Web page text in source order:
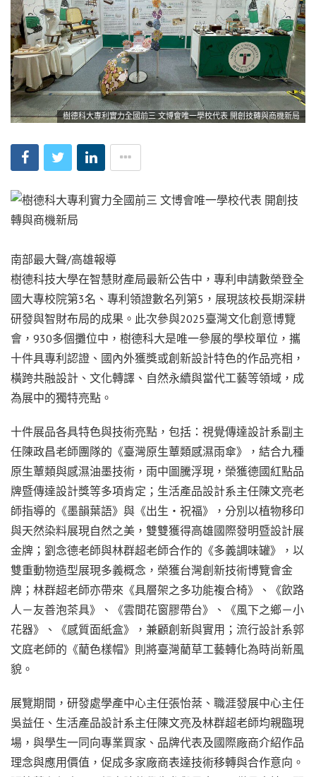
樹德科大專利實力全國前三 文博會唯一學校代表 開創技轉與商機新局
南部最大聲/高雄報導
樹德科技大學在智慧財產局最新公告中，專利申請數榮登全
國大專校院第3名、專利領證數名列第5 ，展現該校長期深耕
研發與智財布局的成果。此次參與2025臺灣文化創意博覽
會， 930多個攤位中，樹德科大是唯一參展的學校單位，攜
十件具專利認證、國內外獲獎或創新設計特色的作品亮相，
橫跨共融設計、文化轉譯、自然永續與當代工藝等領域，成
為展中的獨特亮點。
十件展品各具特色與技術亮點，包括：視覺傳達設計系副主
任陳政昌老師團隊的《臺灣原生蕈類感濕雨傘》，結合九種
原生蕈類與感濕油墨技術，雨中圖騰浮現，榮獲德國紅點品
牌暨傳達設計獎等多項肯定；生活產品設計系主任陳文亮老
師指導的《墨韻葉語》與《出生・祝福》，分別以植物移印
與天然染料展現自然之美，雙雙獲得高雄國際發明暨設計展
金牌；劉念德老師與林群超老師合作的《多義調味罐》，以
雙重動物造型展現多義概念，榮獲台灣創新技術博覽會金
牌；林群超老師亦帶來《具層架之多功能複合椅》、《飲路
人－友善泡茶具》、《雲間花窗膠帶台》、《風下之鄉－小
花器》、《感質面紙盒》，兼顧創新與實用；流行設計系郭
文庭老師的《藺色樣帽》則將臺灣藺草工藝轉化為時尚新風
貌。
展覽期間，研發處學產中心主任張怡棻、職涯發展中心主任
吳益任、生活產品設計系主任陳文亮及林群超老師均親臨現
場，與學生一同向專業買家、品牌代表及國際廠商介紹作品
理念與應用價值，促成多家廠商表達技術移轉與合作意向。